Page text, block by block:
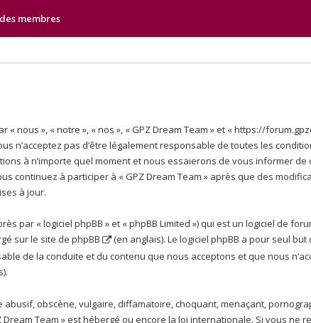
membres
« nous », « notre », « nos », « GPZ Dream Team » et « https://
n’acceptez pas d’être légalement responsable de toutes les
à n’importe quel moment et nous essaierons de vous informer
continuez à participer à « GPZ Dream Team » après que des
à jour.
par « logiciel phpBB » et « phpBB Limited ») qui est un logiciel de
surle site de phpBB
(en anglais). Le logiciel phpBB a pour seul
de la conduite et du contenu que nous acceptons et que nous
obscène, vulgaire, diffamatoire, choquant, menaçant,
Team » est hébergé ou encore la loi internationale. Si vous ne